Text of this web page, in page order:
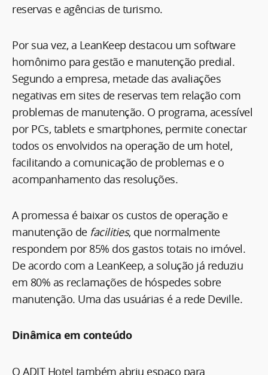
reservas e agências de turismo.
Por sua vez, a LeanKeep destacou um software
homônimo para gestão e manutenção predial.
Segundo a empresa, metade das avaliações
negativas em sites de reservas tem relação com
problemas de manutenção. O programa, acessível
por PCs, tablets e smartphones, permite conectar
todos os envolvidos na operação de um hotel,
facilitando a comunicação de problemas e o
acompanhamento das resoluções.
A promessa é baixar os custos de operação e
manutenção de facilities, que normalmente
respondem por 85% dos gastos totais no imóvel.
De acordo com a LeanKeep, a solução já reduziu
em 80% as reclamações de hóspedes sobre
manutenção. Uma das usuárias é a rede Deville.
Dinâmica em conteúdo
O ADIT Hotel também abriu espaço para